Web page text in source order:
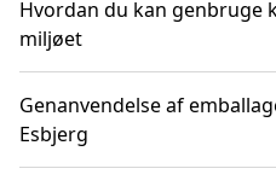
Hvordan du kan genbruge
miljøet
Genanvendelse af
Esbjerg